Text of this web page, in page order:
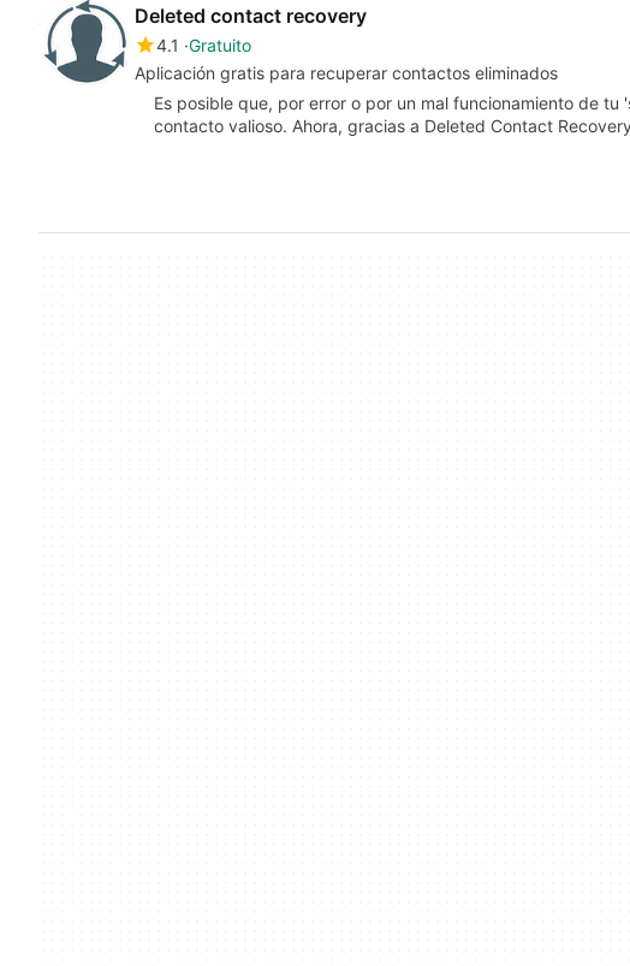
Deleted contact recovery
4.1 Gratuito
Aplicación gratis para recuperar contactos eliminados
Es posible que, por error o por un mal funcionamiento de tu
contacto valioso. Ahora, gracias a Deleted Contact